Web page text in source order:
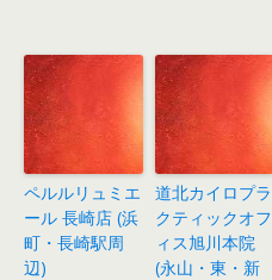
ペルルリュミエ
ール 長崎店 (浜
町・長崎駅周
辺)
道北カイロプラ
クティックオフ
ィス旭川本院
(永山・東・新